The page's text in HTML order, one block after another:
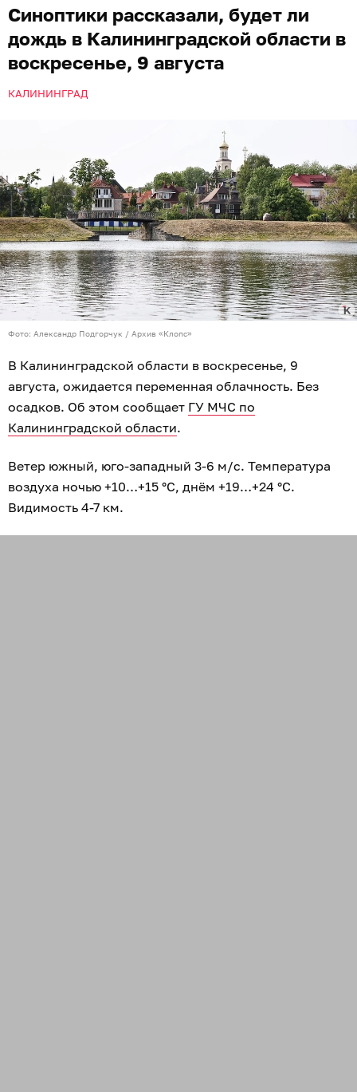
Синоптики рассказали, будет ли
дождь в Калининградской области в
воскресенье, 9 августа
КАЛИНИНГРАД
Фото: Александр Подгорчук / Архив «Клопс»
В Калининградской области в воскресенье, 9
августа, ожидается переменная облачность. Без
осадков. Об этом сообщает ГУ МЧС по
Калининградской области.
Ветер южный, юго-западный 3-6 м/с. Температура
воздуха ночью +10…+15 °C, днём +19…+24 °C.
Видимость 4-7 км.